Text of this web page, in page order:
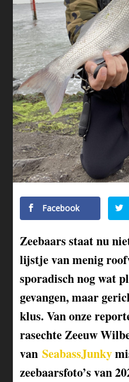
Facebook
Zeebaars staat nu
lijstje van menig
sporadisch nog wat
gevangen, maar
klus. Van onze
rasechte Zeeuw
vanSeabassJunky
zeebaarsfoto’s van